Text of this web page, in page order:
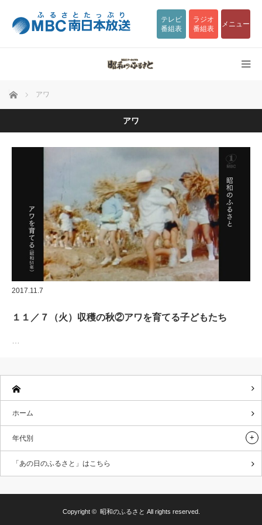
テレビ
番組表
ラジオ
番組表
メニュー
ホーム アワ
アワ
2017.11.7
１１／７（火）収穫の秋②アワを育てる子どもたち
…
ホーム
年代別
「あの日のふるさと」はこちら
Copyright © 昭和のふるさと All rights reserved.